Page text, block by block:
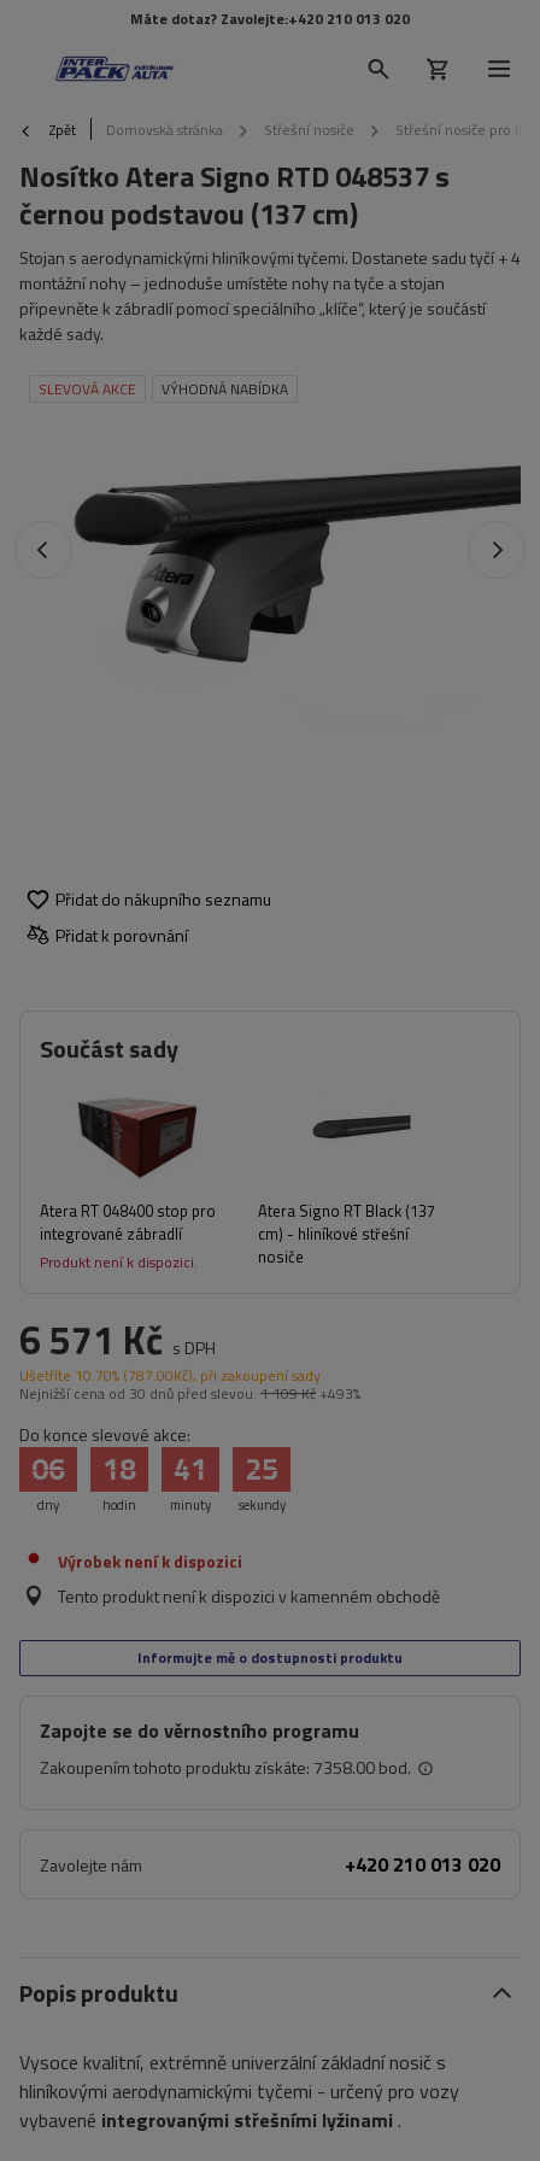
Máte dotaz? Zavolejte:+420 210 013 020
Zpět Domovská stránka Střešní nosiče Střešní nosiče pro lišty
Nosítko Atera Signo RTD 048537 s
černou podstavou (137 cm)
Stojan s aerodynamickými hliníkovými tyčemi. Dostanete sadu tyčí + 4
montážní nohy – jednoduše umístěte nohy na tyče a stojan
připevněte k zábradlí pomocí speciálního „klíče“, který je součástí
každé sady.
SLEVOVÁ AKCE VÝHODNÁ NABÍDKA
Přidat do nákupního seznamu
Přidat k porovnání
Součást sady
Atera RT 048400 stop pro
integrované zábradlí
Produkt není k dispozici.
Atera Signo RT Black (137
cm) - hliníkové střešní
nosiče
6 571 Kč s DPH
Ušetříte 10.70% (787.00Kč), při zakoupení sady.
Nejnižší cena od 30 dnů před slevou: 1 109 Kč +493%
Do konce slevové akce:
dny
06
hodin
18
minuty
41
sekundy
25
Výrobek není k dispozici
Tento produkt není k dispozici v kamenném obchodě
Informujte mě o dostupnosti produktu
Zapojte se do věrnostního programu
Zakoupením tohoto produktu získáte: 7358.00 bod.
Zavolejte nám +420 210 013 020
Popis produktu
Vysoce kvalitní, extrémně univerzální základní nosič s
hliníkovými aerodynamickými tyčemi - určený pro vozy
vybavené integrovanými střešními lyžinami .